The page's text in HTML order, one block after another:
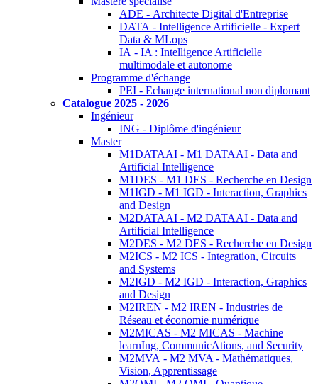
ADE - Architecte Digital d'Entreprise
DATA - Intelligence Artificielle - Expert
Data & MLops
IA - IA : Intelligence Artificielle
multimodale et autonome
Programme d'échange
PEI - Echange international non diplomant
Catalogue 2025 - 2026
Ingénieur
ING - Diplôme d'ingénieur
Master
M1DATAAI - M1 DATAAI - Data and
Artificial Intelligence
M1DES - M1 DES - Recherche en Design
M1IGD - M1 IGD - Interaction, Graphics
and Design
M2DATAAI - M2 DATAAI - Data and
Artificial Intelligence
M2DES - M2 DES - Recherche en Design
M2ICS - M2 ICS - Integration, Circuits
and Systems
M2IGD - M2 IGD - Interaction, Graphics
and Design
M2IREN - M2 IREN - Industries de
Réseau et économie numérique
M2MICAS - M2 MICAS - Machine
learnIng, CommunicAtions, and Security
M2MVA - M2 MVA - Mathématiques,
Vision, Apprentissage